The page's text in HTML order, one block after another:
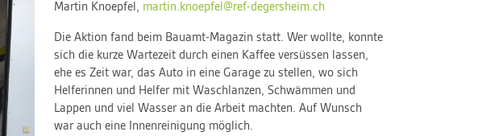
Martin Knoepfel, martin.knoepfel@ref-degersheim.ch
Die Aktion fand beim Bauamt-Magazin statt. Wer wollte, konnte
sich die kurze Wartezeit durch einen Kaffee versüssen lassen,
ehe es Zeit war, das Auto in eine Garage zu stellen, wo sich
Helferinnen und Helfer mit Waschlanzen, Schwämmen und
Lappen und viel Wasser an die Arbeit machten. Auf Wunsch
war auch eine Innenreinigung möglich.